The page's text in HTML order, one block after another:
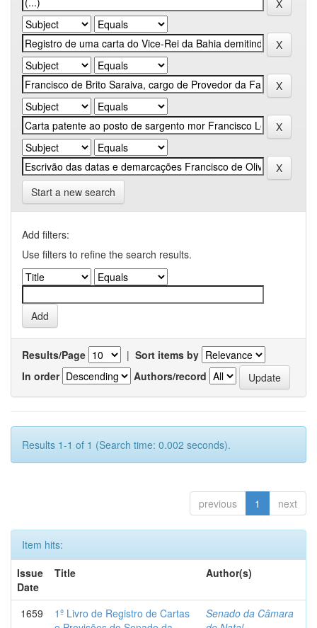
Start a new search
Add filters:
Use filters to refine the search results.
Results/Page | Sort items by
In order
Authors/record
Results 1-1 of 1 (Search time: 0.002 seconds).
previous 1 next
Item hits:
Issue
Date
Title Author(s)
1659
1º Livro de Registro de Cartas
Senado da Câmara